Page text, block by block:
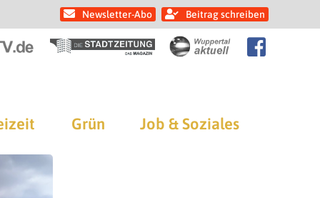
Newsletter-Abo Beitrag schreiben
Grün Job & Soziales